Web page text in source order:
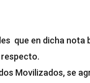
que en dicha nota
Movilizados, se